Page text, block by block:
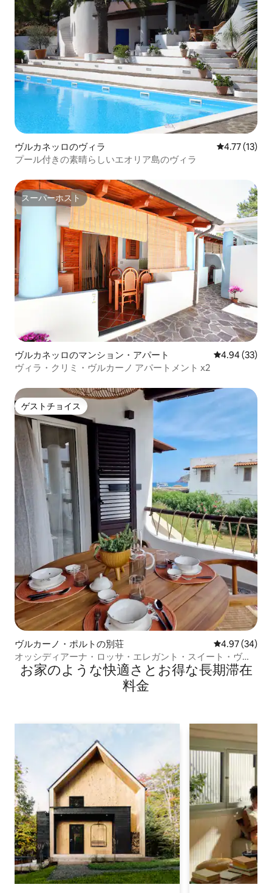
ヴルカネッロのヴィラ レビュー13
4.77 (13)
プール付きの素晴らしいエオリア島のヴィラ
スーパーホスト
スーパーホスト
ヴルカネッロのマンション・アパート レビュー33
4.94 (33)
ヴィラ・クリミ・ヴルカーノ アパートメント x2
ゲストチョイス
ゲストチョイス
ヴルカーノ・ポルトの別荘 レビュー34
4.97 (34)
オッシディアーナ・ロッサ・エレガント・スイート・ヴル
カーノ
お家のような快⁠適⁠さ⁠とお⁠得⁠な長⁠期⁠滞⁠在
料⁠金